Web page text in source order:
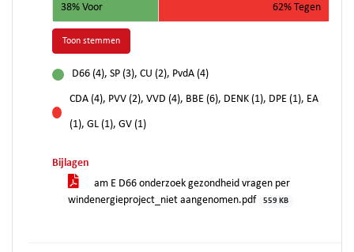
38% Voor 62% Tegen
Toon stemmen
D66 (4), SP (3), CU (2), PvdA (4)
tegen
CDA (4), PVV (2), VVD (4), BBE (6), DENK (1), DPE (1), EA
(1), GL (1), GV (1)
Bijlagen
am E D66 onderzoek gezondheid vragen per
windenergieproject_niet aangenomen.pdf
559 KB